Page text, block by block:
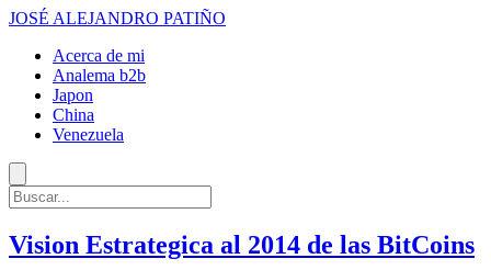
JOSÉ ALEJANDRO PATIÑO
Acerca de mi
Analema b2b
Japon
China
Venezuela
Vision Estrategica al 2014 de las BitCoins